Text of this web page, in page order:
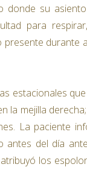
donde su
para
presente durante
estacionales
la mejilla
La paciente
antes del día
los